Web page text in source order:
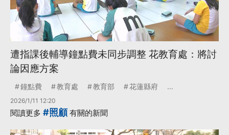
遭指課後輔導鐘點費未同步調整 花教育處：將討
論因應方案
鐘點費 教育處 教育部 花蓮縣府 ...
2026/1/11 12:20
閱讀更多 #照顧有關的新聞